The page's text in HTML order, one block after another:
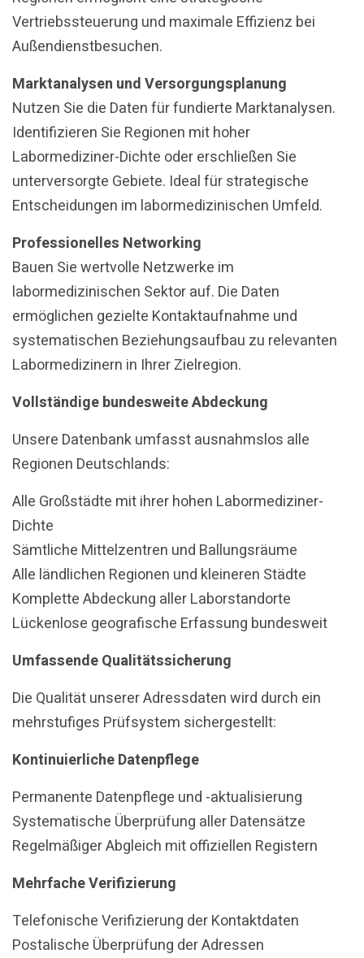
Vertriebssteuerung und maximale Effizienz bei
Außendienstbesuchen.
Marktanalysen und Versorgungsplanung
Nutzen Sie die Daten für fundierte Marktanalysen.
Identifizieren Sie Regionen mit hoher
Labormediziner-Dichte oder erschließen Sie
unterversorgte Gebiete. Ideal für strategische
Entscheidungen im labormedizinischen Umfeld.
Professionelles Networking
Bauen Sie wertvolle Netzwerke im
labormedizinischen Sektor auf. Die Daten
ermöglichen gezielte Kontaktaufnahme und
systematischen Beziehungsaufbau zu relevanten
Labormedizinern in Ihrer Zielregion.
Vollständige bundesweite Abdeckung
Unsere Datenbank umfasst ausnahmslos alle
Regionen Deutschlands:
Alle Großstädte mit ihrer hohen Labormediziner-
Dichte
Sämtliche Mittelzentren und Ballungsräume
Alle ländlichen Regionen und kleineren Städte
Komplette Abdeckung aller Laborstandorte
Lückenlose geografische Erfassung bundesweit
Umfassende Qualitätssicherung
Die Qualität unserer Adressdaten wird durch ein
mehrstufiges Prüfsystem sichergestellt:
Kontinuierliche Datenpflege
Permanente Datenpflege und -aktualisierung
Systematische Überprüfung aller Datensätze
Regelmäßiger Abgleich mit offiziellen Registern
Mehrfache Verifizierung
Telefonische Verifizierung der Kontaktdaten
Postalische Überprüfung der Adressen